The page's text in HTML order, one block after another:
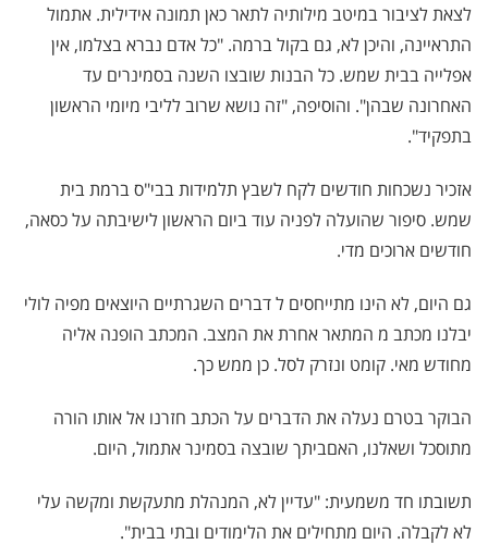
לצאת לציבור במיטב מילותיה לתאר כאן תמונה אידילית. אתמול
התראיינה, והיכן לא, גם בקול ברמה. "כל אדם נברא בצלמו, אין
אפלייה בבית שמש. כל הבנות שובצו השנה בסמינרים עד
האחרונה שבהן". והוסיפה, "זה נושא שרוב לליבי מיומי הראשון
בתפקיד".
אזכיר נשכחות חודשים לקח לשבץ תלמידות בבי"ס ברמת בית
שמש. סיפור שהועלה לפניה עוד ביום הראשון לישיבתה על כסאה,
חודשים ארוכים מדי.
גם היום, לא הינו מתייחסים ל דברים השגרתיים היוצאים מפיה לולי
יבלנו מכתב מ המתאר אחרת את המצב. המכתב הופנה אליה
מחודש מאי. קומט ונזרק לסל. כן ממש כך.
הבוקר בטרם נעלה את הדברים על הכתב חזרנו אל אותו הורה
מתוסכל ושאלנו, האםביתך שובצה בסמינר אתמול, היום.
תשובתו חד משמעית: "עדיין לא, המנהלת מתעקשת ומקשה עלי
לא לקבלה. היום מתחילים את הלימודים ובתי בבית".